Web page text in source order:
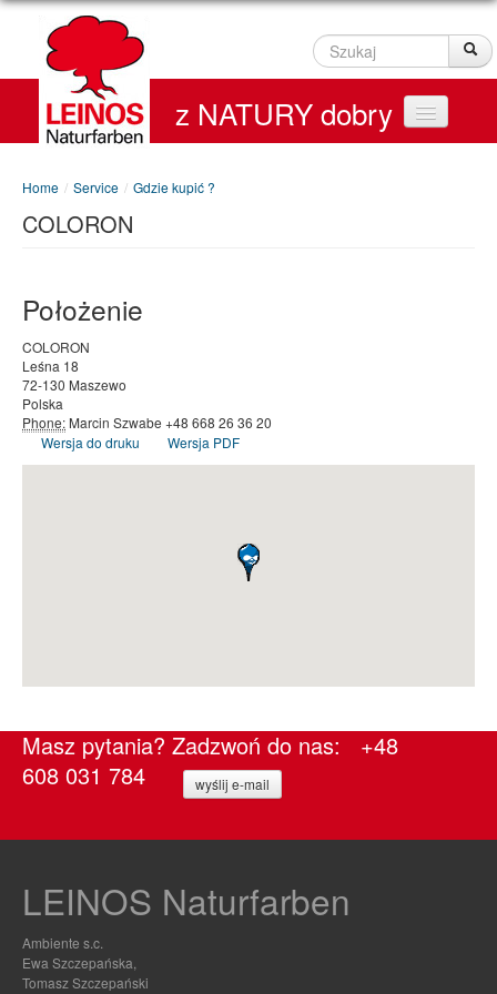
Szukaj
Home
Produkty
Kontakt
On line Shop
z NATURY dobry
Home / Service / Gdzie kupić ?
COLORON
Położenie
COLORON
Leśna 18
72-130 Maszewo
Polska
Phone: Marcin Szwabe +48 668 26 36 20
Wersja do druku
Wersja PDF
Masz pytania? Zadzwoń do nas: +48
608 031 784
wyślij e-mail
LEINOS Naturfarben
Ambiente s.c.
Ewa Szczepańska,
Tomasz Szczepański